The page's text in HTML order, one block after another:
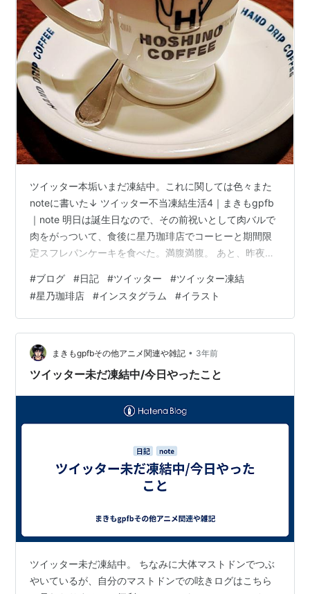
ツイッター本垢いまだ凍結中。これに関しては色々また
noteに書いた↓ ツイッター不当凍結生活4｜まきもgpfb
｜note 明日は誕生日なので、その前祝いとして肉バルで
肉をがっついて、食後に星乃珈琲店でコーヒーと期間限
定スフレパンケーキを食べた。満腹満腹。 あと、昨夜チ
に(一ヶ月半ぶりに)絵を描いた↓ View this post on
Instagram A post shared by まきも (@makimogpfb) あ
とは文だ。ボチボチ、ツイッターに壊されたものを修復
していきたい。
#ブログ #日記 #ツイッター #ツイッター凍結
#星乃珈琲店 #インスタグラム #イラスト
まきもgpfbその他アニメ関連や雑記 • 3年前
ツイッター未だ凍結中/今日やったこと
ツイッター未だ凍結中。 ちなみに大体マストドンでつぶ
やいているが、自分のマストドンでの呟きログはこちら